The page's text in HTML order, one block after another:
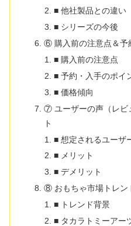
■ 他社製品との違い
■ シリーズの今後
⑥ 購入前の注意点＆予
■ 購入前の注意点
■ 予約・入手のポイ
■ 価格傾向
⑦ ユーザーの声（レビ
ト
■ 想定されるユーザ
■ メリット
■ デメリット
⑧ おもちゃ市場トレン
■ トレンド背景
■ タカラトミーアー